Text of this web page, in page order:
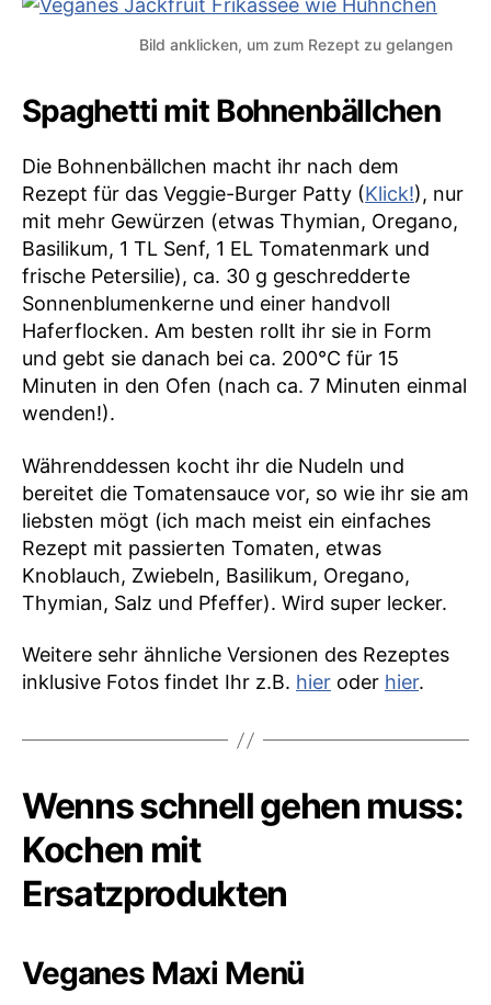
Bild anklicken, um zum Rezept zu gelangen
Spaghetti mit Bohnenbällchen
Die Bohnenbällchen macht ihr nach dem
Rezept für das Veggie-Burger Patty (Klick!), nur
mit mehr Gewürzen (etwas Thymian, Oregano,
Basilikum, 1 TL Senf, 1 EL Tomatenmark und
frische Petersilie), ca. 30 g geschredderte
Sonnenblumenkerne und einer handvoll
Haferflocken. Am besten rollt ihr sie in Form
und gebt sie danach bei ca. 200°C für 15
Minuten in den Ofen (nach ca. 7 Minuten einmal
wenden!).
Währenddessen kocht ihr die Nudeln und
bereitet die Tomatensauce vor, so wie ihr sie am
liebsten mögt (ich mach meist ein einfaches
Rezept mit passierten Tomaten, etwas
Knoblauch, Zwiebeln, Basilikum, Oregano,
Thymian, Salz und Pfeffer). Wird super lecker.
Weitere sehr ähnliche Versionen des Rezeptes
inklusive Fotos findet Ihr z.B. hier oder hier.
Wenns schnell gehen muss:
Kochen mit
Ersatzprodukten
Veganes Maxi Menü